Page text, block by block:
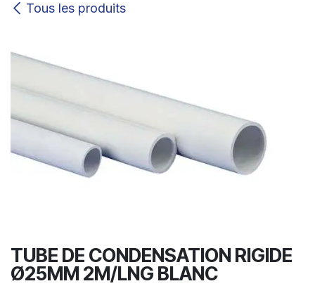
Tous les produits
TUBE DE CONDENSATION RIGIDE
Ø25MM 2M/LNG BLANC